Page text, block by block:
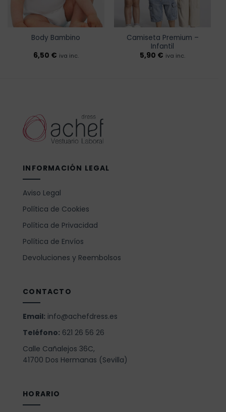
Body Bambino
6,50 € iva inc.
Camiseta Premium –
Infantil
5,90 € iva inc.
INFORMACIÓN LEGAL
Aviso Legal
Política de Cookies
Política de Privacidad
Política de Envíos
Devoluciones y Reembolsos
CONTACTO
Email: info@achefdress.es
Teléfono: 621 26 56 26
Calle Cañalejos 36C,
41700 Dos Hermanas (Sevilla)
HORARIO